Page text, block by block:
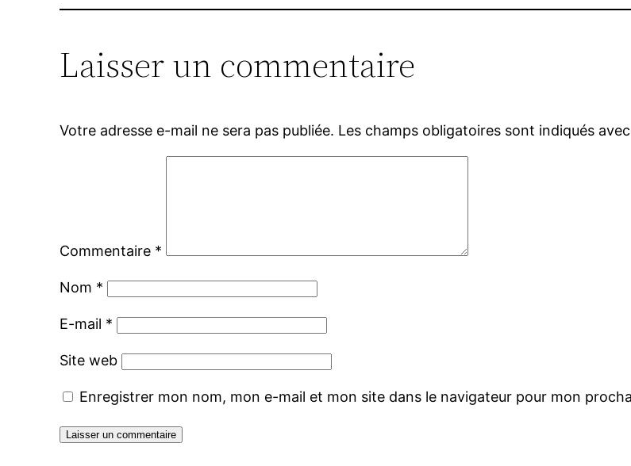
Laisser un commentaire
Votre adresse e-mail ne sera pas publiée. Les champs obligatoires sont indiqués avec
Commentaire *
Nom *
E-mail *
Site web
Enregistrer mon nom, mon e-mail et mon site dans le navigateur pour mon